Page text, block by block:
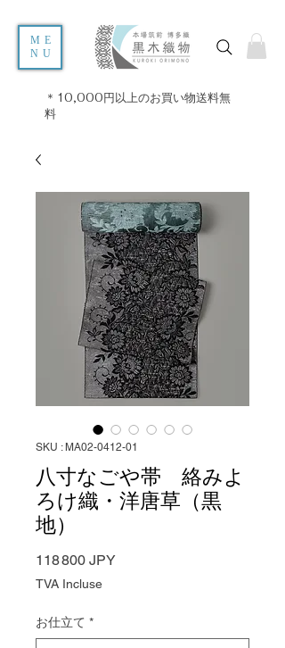
ME
NU
＊10,000円以上のお買い物送料無
料
SKU : MA02-0412-01
八寸なごや帯 絡みよ
ろけ織・洋唐草（黒
地）
118 800 JPYPrix
TVA Incluse
お仕立て *